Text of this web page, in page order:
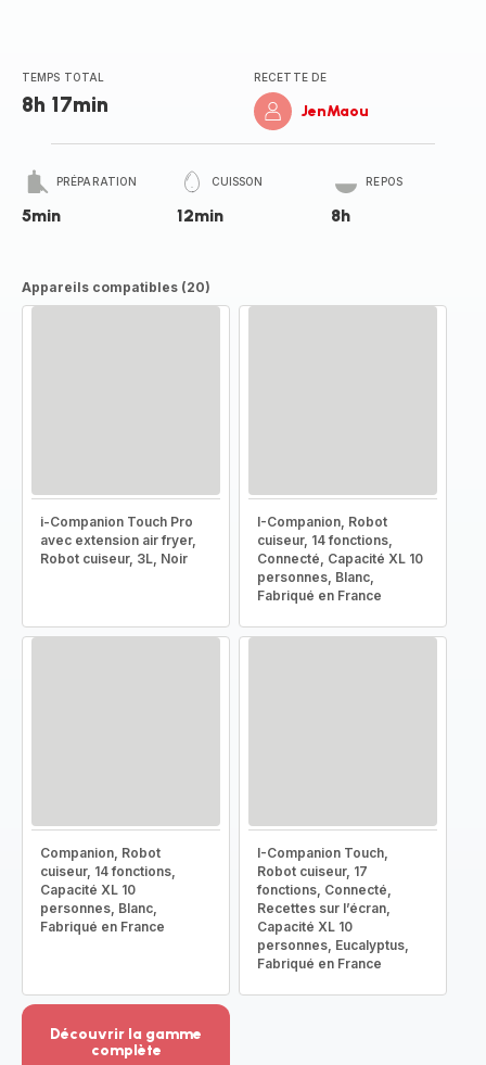
TEMPS TOTAL
8h 17min
RECETTE DE
JenMaou
PRÉPARATION
5min
CUISSON
12min
REPOS
8h
Appareils compatibles (20)
i-Companion Touch Pro
avec extension air fryer,
Robot cuiseur, 3L, Noir
I-Companion, Robot
cuiseur, 14 fonctions,
Connecté, Capacité XL 10
personnes, Blanc,
Fabriqué en France
Companion, Robot
cuiseur, 14 fonctions,
Capacité XL 10
personnes, Blanc,
Fabriqué en France
I-Companion Touch,
Robot cuiseur, 17
fonctions, Connecté,
Recettes sur l’écran,
Capacité XL 10
personnes, Eucalyptus,
Fabriqué en France
Découvrir la gamme
complète